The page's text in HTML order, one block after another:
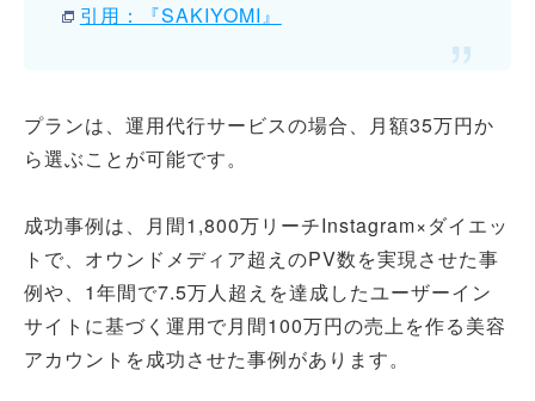
引用：『SAKIYOMI』
プランは、運用代行サービスの場合、月額35万円か
ら選ぶことが可能です。
成功事例は、月間1,800万リーチInstagram×ダイエッ
トで、オウンドメディア超えのPV数を実現させた事
例や、1年間で7.5万人超えを達成したユーザーイン
サイトに基づく運用で月間100万円の売上を作る美容
アカウントを成功させた事例があります。